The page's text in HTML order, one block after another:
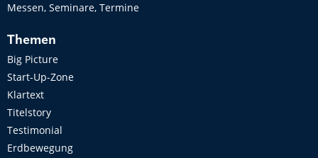
Messen, Seminare, Termine
Themen
Big Picture
Start-Up-Zone
Klartext
Titelstory
Testimonial
Erdbewegung